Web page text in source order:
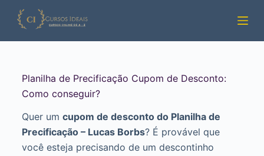
Pular
para
Planilha de Precificação Cupom de Desconto:
Como conseguir?
Quer um cupom de desconto do Planilha de
Precificação – Lucas Borbs? É provável que
você esteja precisando de um descontinho